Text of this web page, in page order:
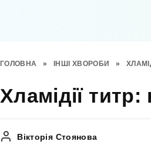
ГОЛОВНА » ІНШІ ХВОРОБИ »
Хламідії титр:
Вікторія Стоянова